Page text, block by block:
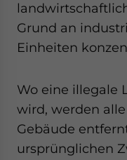
Grund an
Einheiten
Wo eine illegale
wird, werden
Gebäude
ursprünglichen